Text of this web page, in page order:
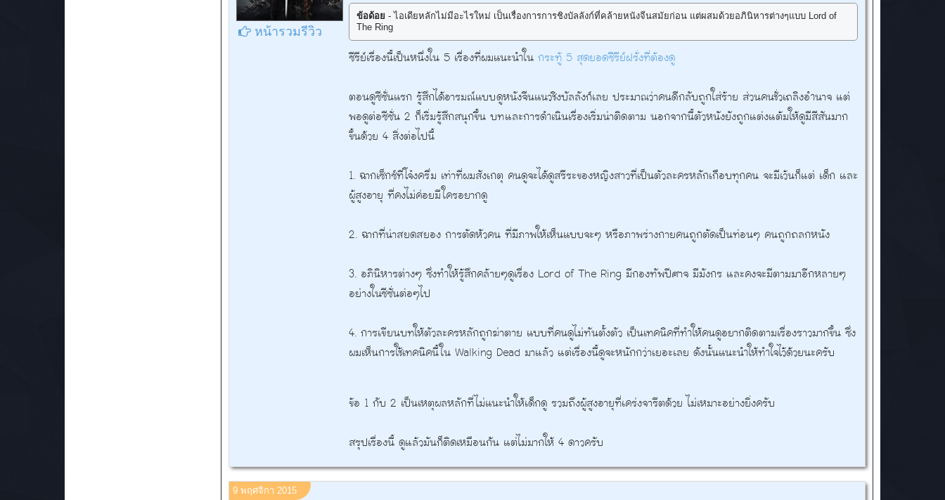
หน้ารวมรีวิว
ข้อด้อย - ไอเดียหลักไม่มีอะไรใหม่ เป็นเรื่องการการชิงบัลลังก์ที่คล้ายหนังจีนสมัยก่อน แต่ผสมด้วยอภินิหารต่างๆแบบ Lord of
The Ring
ซีรีย์เรื่องนี้เป็นหนึ่งใน 5 เรื่องที่ผมแนะนำใน กระทู้ 5 สุดยอดซีรีย์ฝรั่งที่ต้องดู
ตอนดูซีซั่นแรก รู้สึกได้อารมณ์แบบดูหนังจีนแนวชิงบัลลังก์เลย ประมาณว่าคนดีกลับถูกใส่ร้าย ส่วนคนชั่วเถลิงอำนาจ แต่
พอดูต่อซีซั่น 2 ก็เริ่มรู้สึกสนุกขึ้น บทและการดำเนินเรื่องเริ่มน่าติดตาม นอกจากนี้ตัวหนังยังถูกแต่งแต้มให้ดูมีสีสันมาก
ขึ้นด้วย 4 สิ่งต่อไปนี้
1. ฉากเซ็กซ์ที่โจ๋งครึ่ม เท่าที่ผมสังเกตุ คนดูจะได้ดูสรีระของหญิงสาวที่เป็นตัวละครหลักเกือบทุกคน จะมีเว้นก็แต่ เด็ก และ
ผู้สูงอายุ ที่คงไม่ค่อยมีใครอยากดู
2. ฉากที่น่าสยดสยอง การตัดหัวคน ที่มีภาพให้เห็นแบบจะๆ หรือภาพร่างกายคนถูกตัดเป็นท่อนๆ คนถูกถลกหนัง
3. อภินิหารต่างๆ ซึ่งทำให้รู้สึกคล้ายๆดูเรื่อง Lord of The Ring มีกองทัพปีศาจ มีมังกร และคงจะมีตามมาอีกหลายๆ
อย่างในซีซั่นต่อๆไป
4. การเขียนบทให้ตัวละครหลักถูกฆ่าตาย แบบที่คนดูไม่ทันตั้งตัว เป็นเทคนิคที่ทำให้คนดูอยากติดตามเรื่องราวมากขึ้น ซึ่ง
ผมเห็นการใช้เทคนิคนี้ใน Walking Dead มาแล้ว แต่เรื่องนี้ดูจะหนักกว่าเยอะเลย ดังนั้นแนะนำให้ทำใจไว้ด้วยนะครับ
ข้อ 1 กับ 2 เป็นเหตุผลหลักที่ไม่แนะนำให้เด็กดู รวมถึงผู้สูงอายุที่เคร่งจารีตด้วย ไม่เหมาะอย่างยิ่งครับ
สรุปเรื่องนี้ ดูแล้วมันก็ติดเหมือนกัน แต่ไม่มากให้ 4 ดาวครับ
9 พฤศจิกา 2015